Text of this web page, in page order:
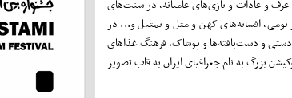
و عادات و بازی‌های عامیانه، در سنت‌های
بومی، افسانه‌های کهن و مثل و تمثیل و... در
و دست‌بافته‌ها و پوشاک، فرهنگ غذاهای
بزرگ به نام جغرافیای ایران به قاب تصویر